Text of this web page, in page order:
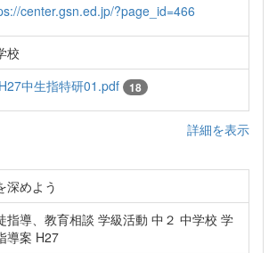
center.gsn.ed.jp/?page_id=466
校
H27中生指特研01.pdf 18
詳細を表示
深めよう
指導、教育相談 学級活動 中２ 中学校 学
導案 H27